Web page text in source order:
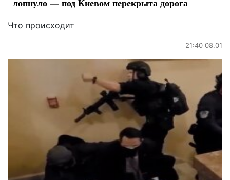
лопнуло — под Киевом перекрыта дорога
Что происходит
21:40 08.01